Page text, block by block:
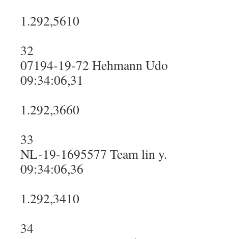
1.292,5610
32
07194-19-72 Hehmann Udo
09:34:06,31
1.292,3660
33
NL-19-1695577 Team lin y.
09:34:06,36
1.292,3410
34